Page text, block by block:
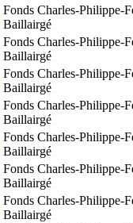
Fonds Charles-Philippe-
Baillairgé
Fonds Charles-Philippe-
Baillairgé
Fonds Charles-Philippe-
Baillairgé
Fonds Charles-Philippe-
Baillairgé
Fonds Charles-Philippe-
Baillairgé
Fonds Charles-Philippe-
Baillairgé
Fonds Charles-Philippe-
Baillairgé